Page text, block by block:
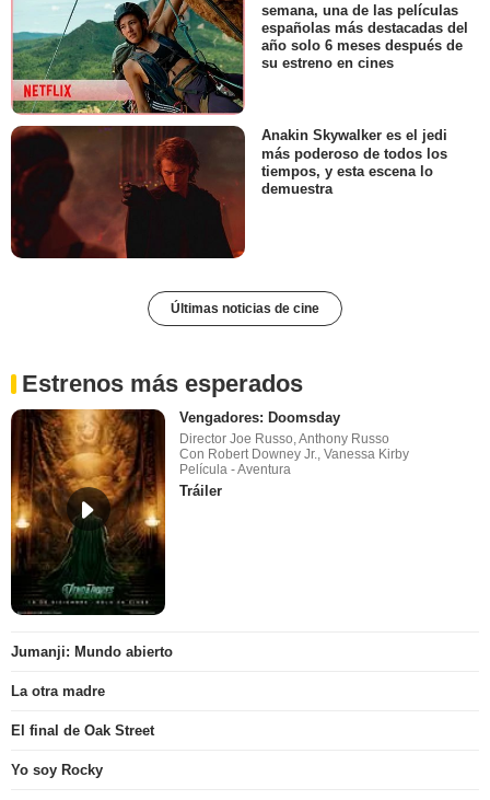
semana, una de las películas
españolas más destacadas del
año solo 6 meses después de
su estreno en cines
Anakin Skywalker es el jedi
más poderoso de todos los
tiempos, y esta escena lo
demuestra
Últimas noticias de cine
Estrenos más esperados
Vengadores: Doomsday
Director Joe Russo, Anthony Russo
Con Robert Downey Jr., Vanessa Kirby
Película - Aventura
Tráiler
Jumanji: Mundo abierto
La otra madre
El final de Oak Street
Yo soy Rocky